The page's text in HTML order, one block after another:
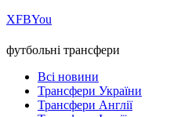
ХFBYou
футбольні трансфери
Всі новини
Трансфери України
Трансфери Англії